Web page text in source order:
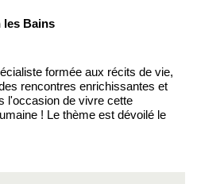
les Bains
formée aux récits de vie,
rencontres enrichissantes et
l'occasion de vivre cette
! Le thème est dévoilé le